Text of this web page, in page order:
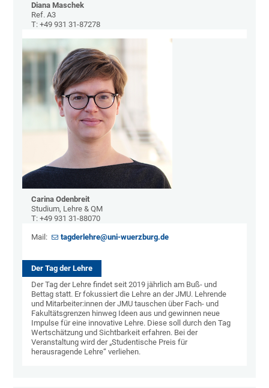
Diana Maschek
Ref. A3
T: +49 931 31-87278
Carina Odenbreit
Studium, Lehre & QM
T: +49 931 31-88070
Mail: tagderlehre@uni-wuerzburg.de
Der Tag der Lehre
Der Tag der Lehre findet seit 2019 jährlich am Buß- und
Bettag statt. Er fokussiert die Lehre an der JMU. Lehrende
und Mitarbeiter:innen der JMU tauschen über Fach- und
Fakultätsgrenzen hinweg Ideen aus und gewinnen neue
Impulse für eine innovative Lehre. Diese soll durch den Tag
Wertschätzung und Sichtbarkeit erfahren. Bei der
Veranstaltung wird der „Studentische Preis für
herausragende Lehre“ verliehen.